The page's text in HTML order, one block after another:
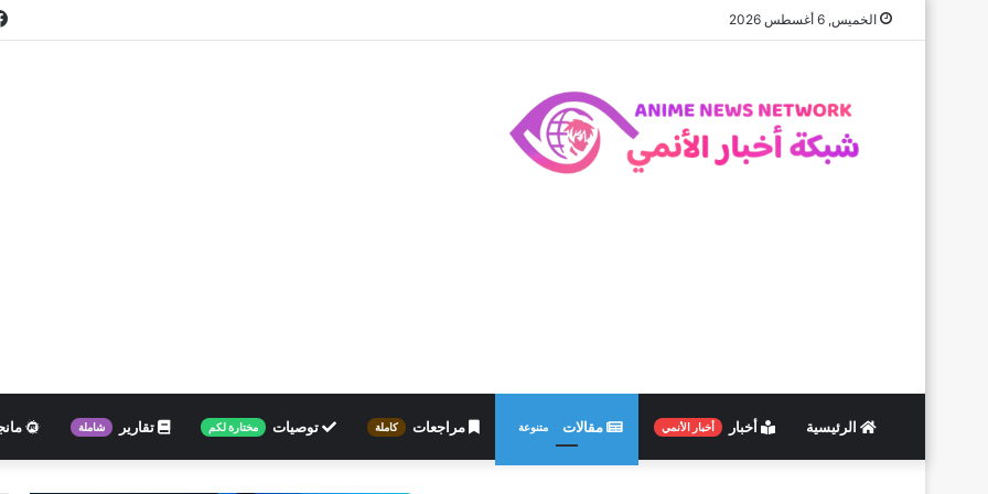
الخميس, 6 أغسطس 2026
الرئيسية أخبار أخبار الأنمي مقالات متنوعة مراجعات كاملة توصيات مختارة لكم تقارير شاملة